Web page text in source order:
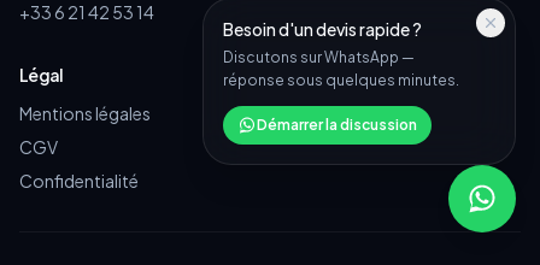
+33 6 21 42 53 14
Légal
Mentions légales
CGV
Confidentialité
Besoin d'un devis rapide ?
Discutons sur WhatsApp —
réponse sous quelques minutes.
Démarrer la discussion